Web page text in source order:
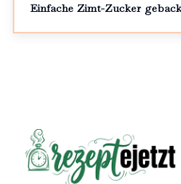
Einfache Zimt-Zucker